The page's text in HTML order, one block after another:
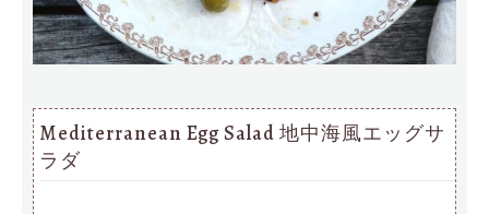
Mediterranean Egg Salad 地中海風エッグサ
ラダ